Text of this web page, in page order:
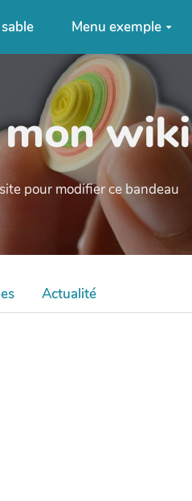
Menu exemple
wiki
pour modifier ce bandeau
Actualité